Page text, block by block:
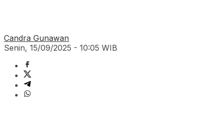
Candra Gunawan
Senin, 15/09/2025 - 10:05 WIB